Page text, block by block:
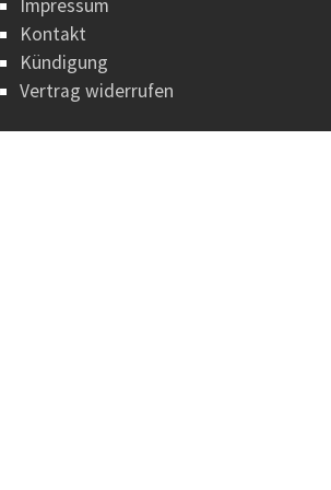
Impressum
Kontakt
Kündigung
Vertrag widerrufen